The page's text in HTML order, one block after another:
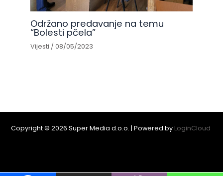
Održano predavanje na temu
“Bolesti pčela”
Vijesti /08/05/2023
Copyright © 2026 Super Media d.o.o. | Powered by LoginCloud